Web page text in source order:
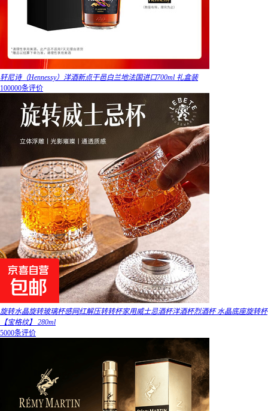
轩尼诗（Hennessy）洋酒新点干邑白兰地法国进口700ml 礼盒装
100000条评价
旋转水晶旋转玻璃杯感网红解压转转杯家用威士忌酒杯洋酒杯烈酒杯 水晶底座旋转杯
【宝格纹】 280ml
5000条评价